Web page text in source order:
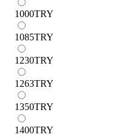
1000TRY
1085TRY
1230TRY
1263TRY
1350TRY
1400TRY